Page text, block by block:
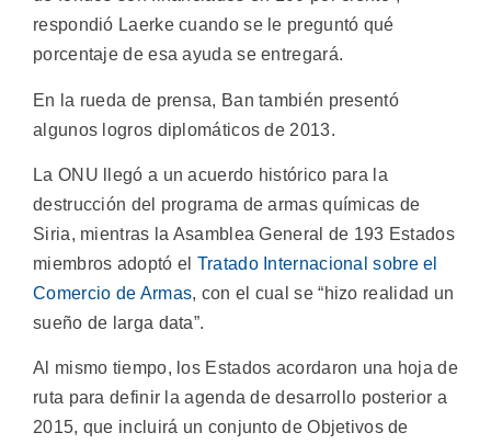
respondió Laerke cuando se le preguntó qué
porcentaje de esa ayuda se entregará.
En la rueda de prensa, Ban también presentó
algunos logros diplomáticos de 2013.
La ONU llegó a un acuerdo histórico para la
destrucción del programa de armas químicas de
Siria, mientras la Asamblea General de 193 Estados
miembros adoptó el Tratado Internacional sobre el
Comercio de Armas, con el cual se “hizo realidad un
sueño de larga data”.
Al mismo tiempo, los Estados acordaron una hoja de
ruta para definir la agenda de desarrollo posterior a
2015, que incluirá un conjunto de Objetivos de